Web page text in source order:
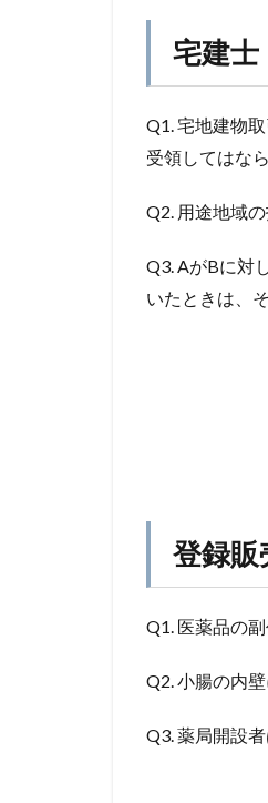
宅建士
Q1. 宅地建物
受領してはな
Q2. 用途地域
Q3. AがBに対
いたときは、
登録販
Q1. 医薬品の
Q2. 小腸の内
Q3. 薬局開設